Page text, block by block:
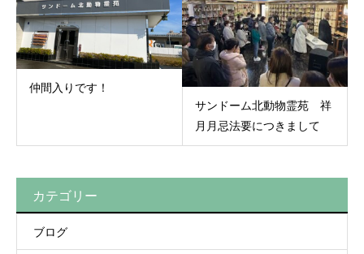
仲間入りです！
サンドーム北動物霊苑 祥
月月忌法要につきまして
カテゴリー
ブログ